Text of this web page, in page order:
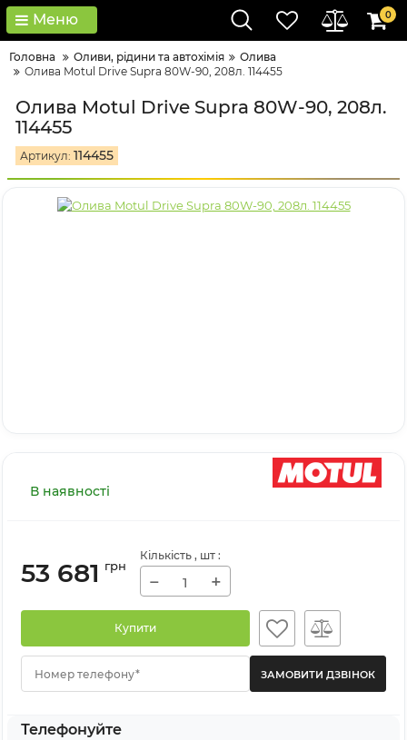
Меню 0
Головна Оливи, рідини та автохімія
Олива
Олива Motul Drive Supra 80W-90, 208л. 114455
Олива Motul Drive Supra 80W-90, 208л.
114455
Артикул: 114455
В наявності
53 681 грн
Кількість , шт :
− +
Купити
Номер телефону*
Телефонуйте